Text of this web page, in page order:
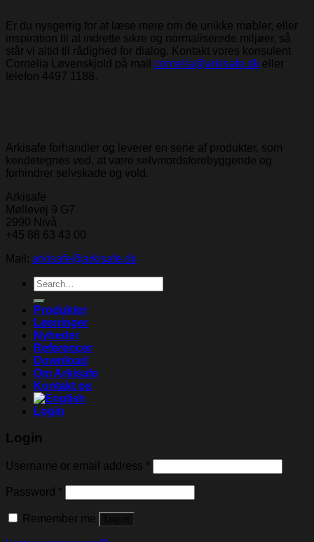
Er du nysgerrig for at læse mere om de unikke møbler, eller
inspiration til at indrette sikre og normaliserede miljøer, så
står vi altid til rådighed for dialog. Kontakt vores konsulent
Cornelia Løvenskjold på mail cornelia@arkisafe.dk eller
telefon 4497 1188.
Arkisafe forhandler og leverer en serie af produkter, som
kendetegnes ved, at være selvmordsforebyggende og
forhindrer selvskade og vold.
Arkisafe
Møllevej 9 G7
2990 Nivå
+45 88 63 43 00
Mail: arkisafe@arkisafe.dk
Search
for:
Produkter
Løsninger
Nyheder
Referencer
Download
Om Arkisafe
Kontakt os
Login
Login
Username or email address *
Password *
Remember me